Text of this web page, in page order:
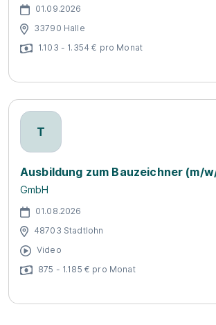
01.09.2026
33790 Halle
1.103 - 1.354 € pro Monat
T
Ausbildung zum Bauzeichner (m/
GmbH
01.08.2026
48703 Stadtlohn
Video
875 - 1.185 € pro Monat